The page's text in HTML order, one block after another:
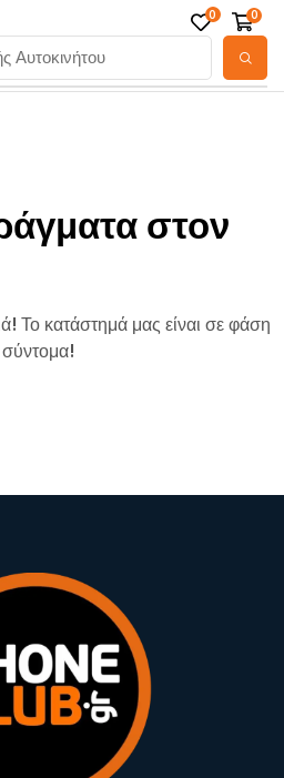
Αυτοκινήτου
0 0
στον
Το κατάστημά μας είναι σε φάση
σύντομα!